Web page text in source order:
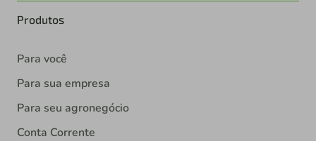
Produtos
Para você
Para sua empresa
Para seu agronegócio
Conta Corrente